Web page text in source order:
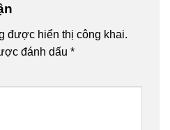
được hiển thị công khai.
đánh dấu *